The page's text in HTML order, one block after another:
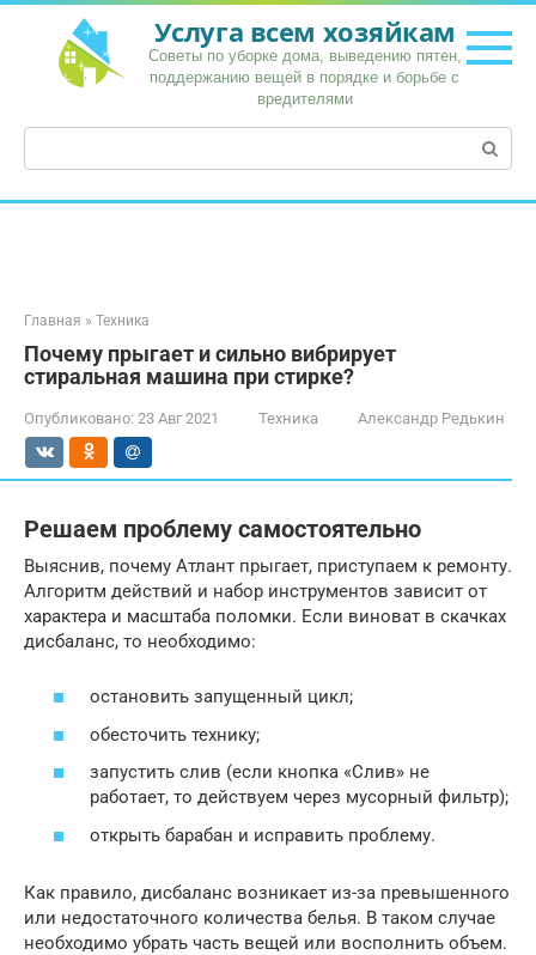
Перейти
контенту
Услуга всем хозяйкам
Советы по уборке дома, выведению пятен,
поддержанию вещей в порядке и борьбе с
вредителями
Поиск:
Главная » Техника
Почему прыгает и сильно вибрирует
стиральная машина при стирке?
Опубликовано: 23 Авг 2021 Техника Александр Редькин
Решаем проблему самостоятельно
Выяснив, почему Атлант прыгает, приступаем к ремонту.
Алгоритм действий и набор инструментов зависит от
характера и масштаба поломки. Если виноват в скачках
дисбаланс, то необходимо:
остановить запущенный цикл;
обесточить технику;
запустить слив (если кнопка «Слив» не
работает, то действуем через мусорный фильтр);
открыть барабан и исправить проблему.
Как правило, дисбаланс возникает из-за превышенного
или недостаточного количества белья. В таком случае
необходимо убрать часть вещей или восполнить объем.